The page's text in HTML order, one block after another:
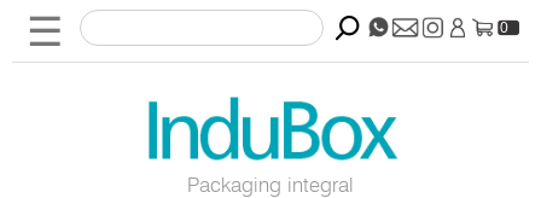
☰
Packaging integral
0